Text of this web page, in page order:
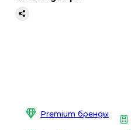
Premium бренды